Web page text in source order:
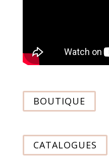
BOUTIQUE
CATALOGUES